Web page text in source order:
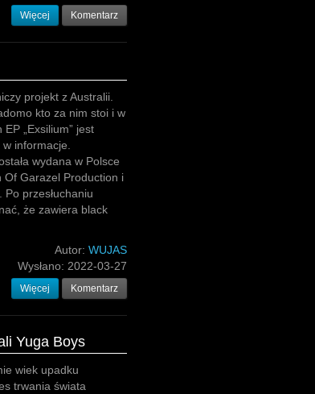
Więcej Komentarz
projekt z Australii.
kto za nim stoi i w
EP „Exsilium” jest
informacje.
wydana w Polsce
Of Garazel Production i
Po przesłuchaniu
że zawiera black
Autor: WUJAS
Wysłano: 2022-03-27
Więcej Komentarz
Yuga Boys
wiek upadku
trwania świata